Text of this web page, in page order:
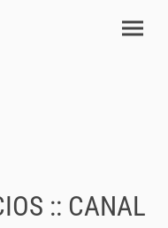
:: CANAL